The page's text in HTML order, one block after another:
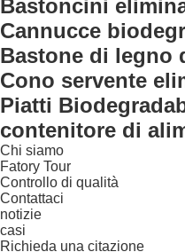
Bastoncini
Cannucce
Bastone di legno
Cono servente
Piatti
contenitore di
Chi siamo
Fatory Tour
Controllo di qualità
Contattaci
notizie
casi
Richieda una citazione